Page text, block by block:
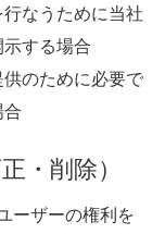
なうために当社
する場合
のために必要で
・削除）
ーザーの権利を